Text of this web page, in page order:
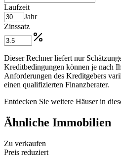
Laufzeit
Jahr
Zinssatz
Dieser Rechner liefert nur
Kreditbedingungen können je nach
Anforderungen des Kreditgebers
einen qualifizierten Finanzberater.
Entdecken Sie weitere Häuser in
Ähnliche Immobilien
Zu verkaufen
Preis reduziert